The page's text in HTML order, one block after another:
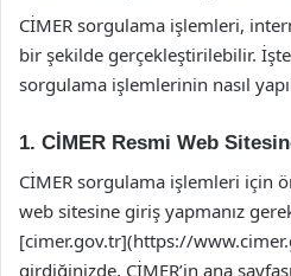
CİMER sorgulama işlemleri,
bir şekilde gerçekleştirilebilir. İşte
sorgulama işlemlerinin nasıl
1. CİMER Resmi Web
CİMER sorgulama işlemleri için
web sitesine giriş yapmanız
[cimer.gov.tr](https://
girdiğinizde, CİMER’in ana sayfası